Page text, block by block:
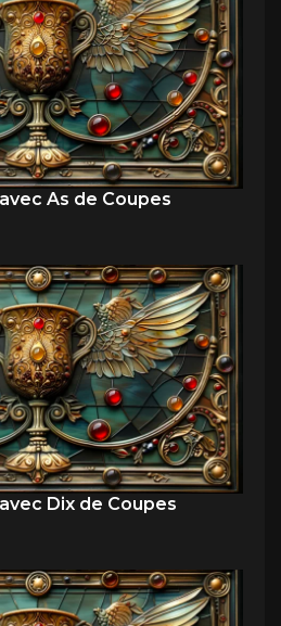
As de Coupes
Dix de Coupes